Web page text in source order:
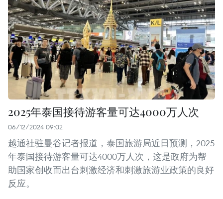
2025年泰国接待游客量可达4000万人次
06/12/2024 09:02
越通社驻曼谷记者报道，泰国旅游局近日预测，2025
年泰国接待游客量可达4000万人次，这是政府为帮
助国家创收而出台刺激经济和刺激旅游业政策的良好
反应。